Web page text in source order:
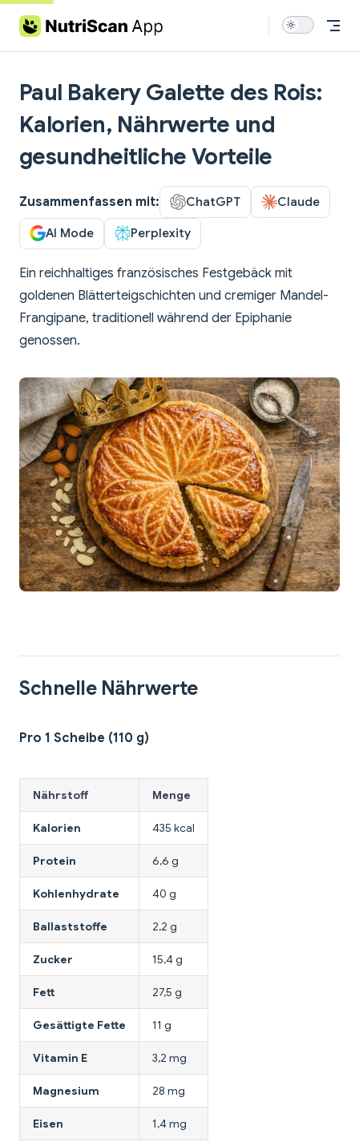
Skip to content
Paul Bakery Galette des Rois:
Kalorien, Nährwerte und
gesundheitliche Vorteile
Zusammenfassen mit: ChatGPT Claude
AI Mode Perplexity
Ein reichhaltiges französisches Festgebäck mit
goldenen Blätterteigschichten und cremiger Mandel-
Frangipane, traditionell während der Epiphanie
genossen.
Schnelle Nährwerte
Pro 1 Scheibe (110 g)
Nährstoff Menge
Kalorien 435 kcal
Protein 6,6 g
Kohlenhydrate 40 g
Ballaststoffe 2,2 g
Zucker 15,4 g
Fett 27,5 g
Gesättigte Fette 11 g
Vitamin E 3,2 mg
Magnesium 28 mg
Eisen 1,4 mg